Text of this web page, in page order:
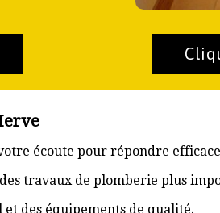
écoute pour répondre
travaux de plomberie plus
des équipements de qualité.